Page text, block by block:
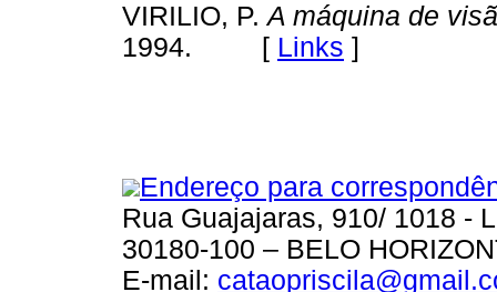
VIRILIO, P.A máquina de
1994. [ Links ]
Endereço para
Rua Guajajaras, 910/ 1018 -
30180-100 – BELO
E-mail: